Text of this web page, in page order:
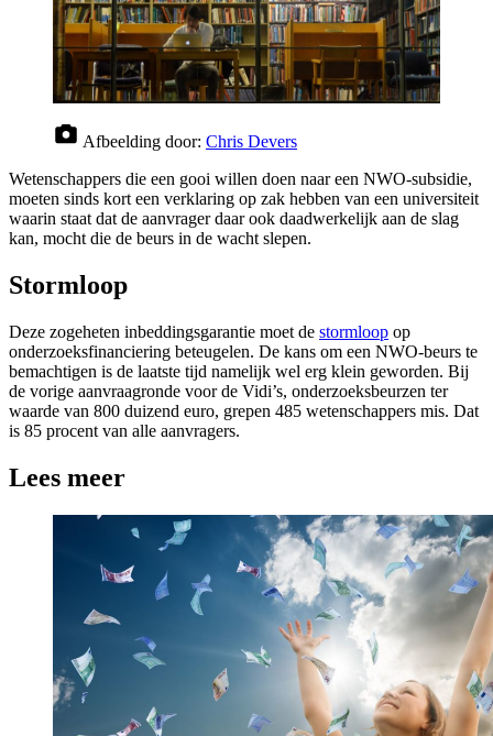
Afbeelding door: Chris Devers
Wetenschappers die een gooi willen doen naar een NWO-subsidie,
moeten sinds kort een verklaring op zak hebben van een universiteit
waarin staat dat de aanvrager daar ook daadwerkelijk aan de slag
kan, mocht die de beurs in de wacht slepen.
Stormloop
Deze zogeheten inbeddingsgarantie moet de stormloop op
onderzoeksfinanciering beteugelen. De kans om een NWO-beurs te
bemachtigen is de laatste tijd namelijk wel erg klein geworden. Bij
de vorige aanvraagronde voor de Vidi’s, onderzoeksbeurzen ter
waarde van 800 duizend euro, grepen 485 wetenschappers mis. Dat
is 85 procent van alle aanvragers.
Lees meer